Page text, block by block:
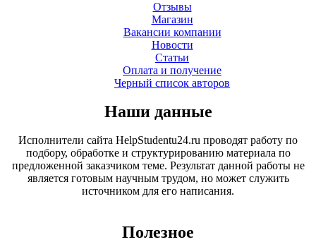
Отзывы
Магазин
Вакансии компании
Новости
Статьи
Оплата и получение
Черный список авторов
Наши данные
Исполнители сайта HelpStudentu24.ru проводят работу по
подбору, обработке и структурированию материала по
предложенной заказчиком теме. Результат данной работы не
является готовым научным трудом, но может служить
источником для его написания.
Полезное